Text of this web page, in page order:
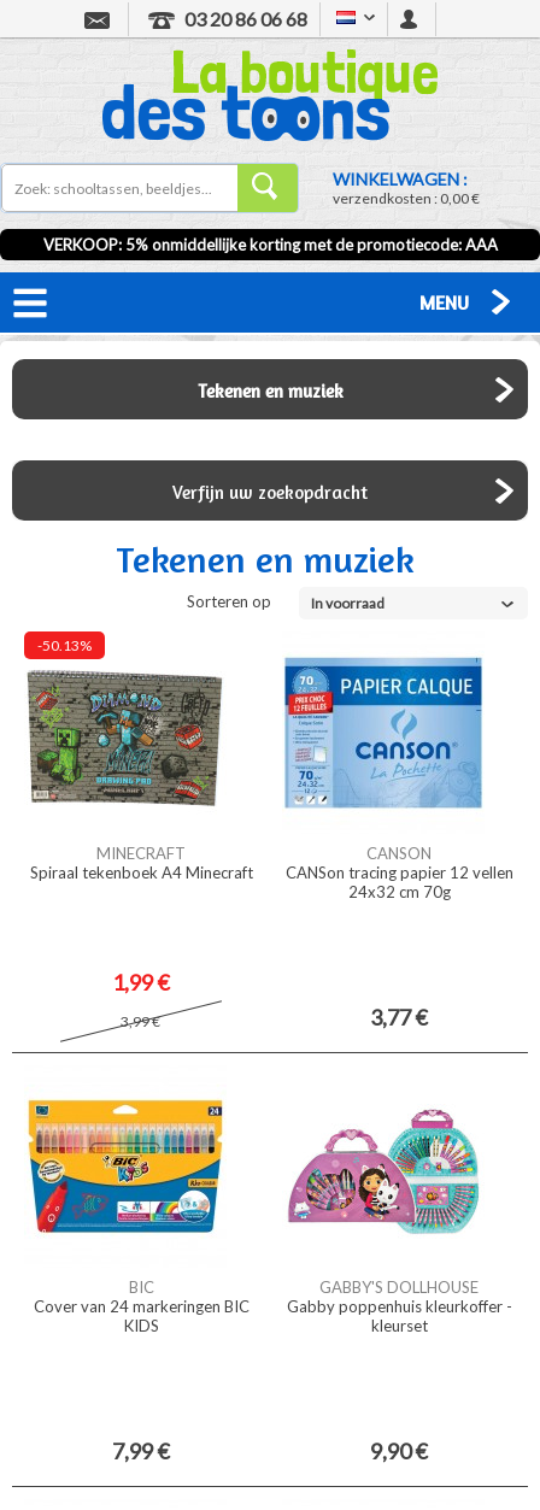
03 20 86 06 68
WINKELWAGEN :
verzendkosten :0,00 €
VERKOOP: 5% onmiddellijke korting met de promotiecode:AAA
MENU
Tekenen en muziek
Verfijn uw zoekopdracht
Tekenen en muziek
Sorteren op In voorraad
-50.13%
MINECRAFT
Spiraal tekenboek A4 Minecraft
1,99 €
3,99 €
CANSON
CANSon tracing papier 12 vellen
24x32 cm 70g
3,77 €
BIC
Cover van 24 markeringen BIC
KIDS
7,99 €
GABBY'S DOLLHOUSE
Gabby poppenhuis kleurkoffer -
kleurset
9,90 €